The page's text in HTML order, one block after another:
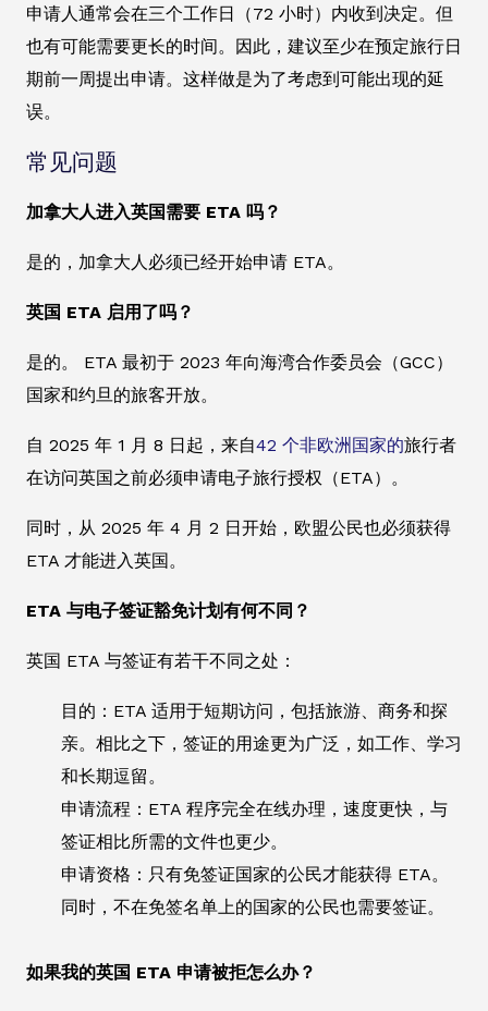
申请人通常会在三个工作日（72 小时）内收到决定。但
也有可能需要更长的时间。因此，建议至少在预定旅行日
期前一周提出申请。这样做是为了考虑到可能出现的延
误。
常见问题
加拿大人进入英国需要 ETA 吗？
是的，加拿大人必须已经开始申请 ETA。
英国 ETA 启用了吗？
是的。 ETA 最初于 2023 年向海湾合作委员会（GCC）
国家和约旦的旅客开放。
自 2025 年 1 月 8 日起，来自42 个非欧洲国家的旅行者
在访问英国之前必须申请电子旅行授权（ETA）。
同时，从 2025 年 4 月 2 日开始，欧盟公民也必须获得
ETA 才能进入英国。
ETA 与电子签证豁免计划有何不同？
英国 ETA 与签证有若干不同之处：
目的：ETA 适用于短期访问，包括旅游、商务和探
亲。相比之下，签证的用途更为广泛，如工作、学习
和长期逗留。
申请流程：ETA 程序完全在线办理，速度更快，与
签证相比所需的文件也更少。
申请资格：只有免签证国家的公民才能获得 ETA。
同时，不在免签名单上的国家的公民也需要签证。
如果我的英国 ETA 申请被拒怎么办？